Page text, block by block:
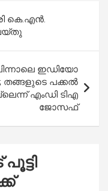
e
കെ.എൻ.
ഇഡിയോ
പക്കൽ
എംഡി ടിഎ
ജോസഫ്
പൂട്ടി